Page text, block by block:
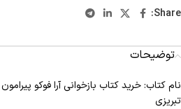
Share:
توضیحات
نام کتاب: خرید کتاب بازخوانی آرا فوکو
تبریزی